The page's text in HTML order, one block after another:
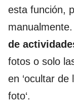
esta función,
de
fotos o solo
en ‘ocultar de
foto‘.